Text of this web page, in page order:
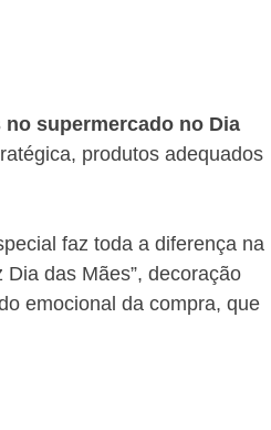
supermercado no Dia
produtos adequados
faz toda a diferença na
das Mães”, decoração
emocional da compra, que